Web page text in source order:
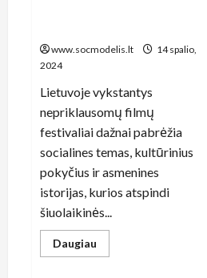
www.socmodelis.lt
14 spalio,
2024
Lietuvoje vykstantys
nepriklausomų filmų
festivaliai dažnai pabrėžia
socialines temas, kultūrinius
pokyčius ir asmenines
istorijas, kurios atspindi
šiuolaikinės...
Daugiau
more